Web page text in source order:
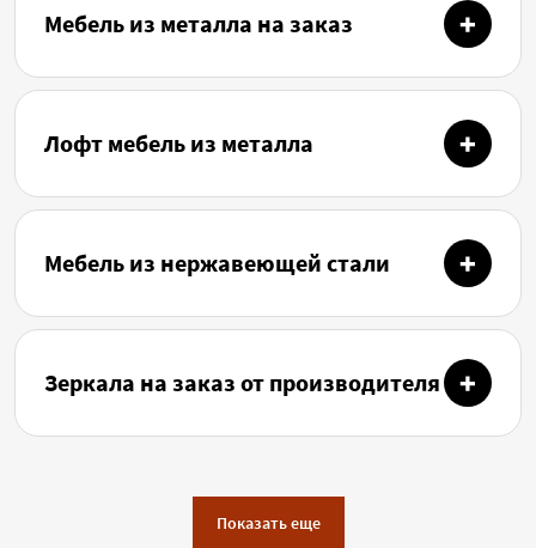
Мебель из металла на заказ
Лофт мебель из металла
Мебель из нержавеющей стали
Зеркала на заказ от производителя
Показать еще